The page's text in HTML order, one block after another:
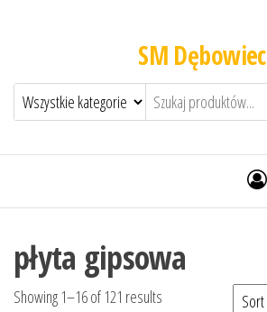
SM Dębowiec
płyta gipsowa
Showing 1–16 of 121 results